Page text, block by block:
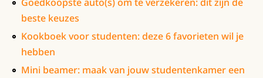
beste keuzes
Kookboek voor studenten: deze 6 favorieten wil je
hebben
Mini beamer: maak van jouw studentenkamer een